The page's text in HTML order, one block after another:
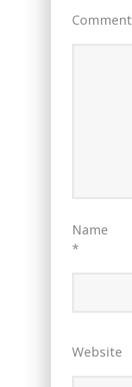
Comment
Name
*
Website